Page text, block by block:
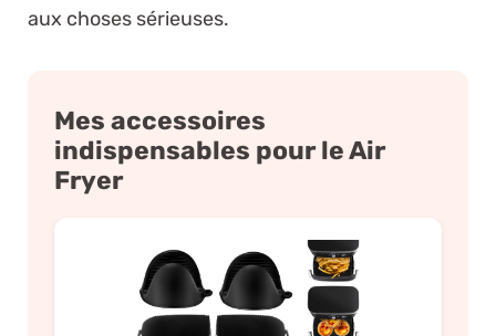
aux choses sérieuses.
Mes accessoires
indispensables pour le Air
Fryer